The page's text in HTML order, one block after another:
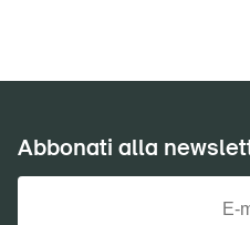
Abbonati alla